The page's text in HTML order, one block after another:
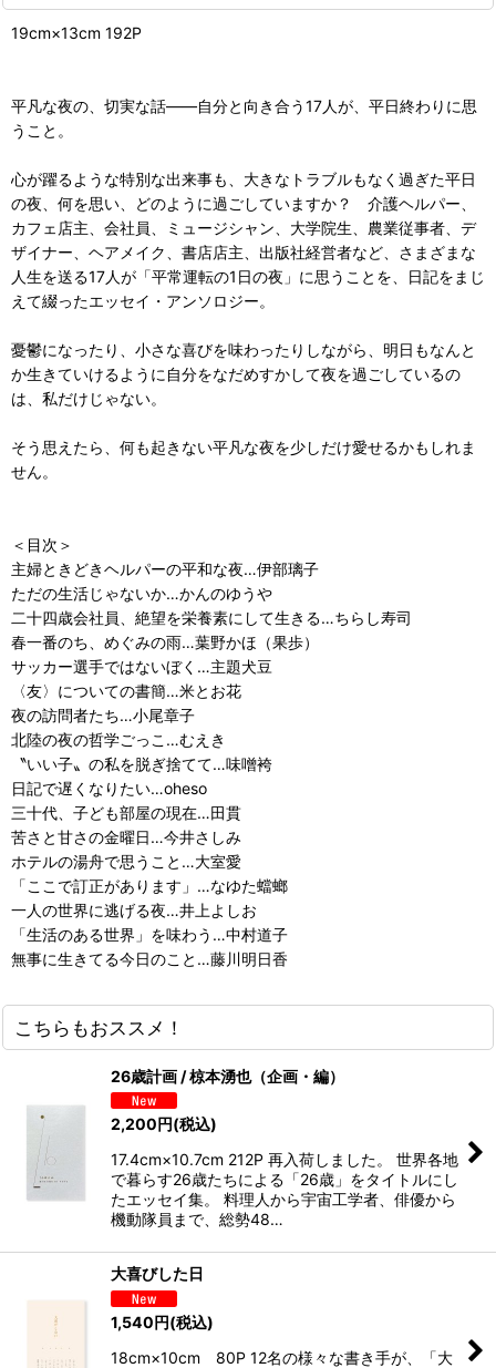
19cm×13cm 192P
平凡な夜の、切実な話――自分と向き合う17人が、平日終わりに思
うこと。
心が躍るような特別な出来事も、大きなトラブルもなく過ぎた平日
の夜、何を思い、どのように過ごしていますか？ 介護ヘルパー、
カフェ店主、会社員、ミュージシャン、大学院生、農業従事者、デ
ザイナー、ヘアメイク、書店店主、出版社経営者など、さまざまな
人生を送る17人が「平常運転の1日の夜」に思うことを、日記をまじ
えて綴ったエッセイ・アンソロジー。
憂鬱になったり、小さな喜びを味わったりしながら、明日もなんと
か生きていけるように自分をなだめすかして夜を過ごしているの
は、私だけじゃない。
そう思えたら、何も起きない平凡な夜を少しだけ愛せるかもしれま
せん。
＜目次＞
主婦ときどきヘルパーの平和な夜…伊部璃子
ただの生活じゃないか…かんのゆうや
二十四歳会社員、絶望を栄養素にして生きる…ちらし寿司
春一番のち、めぐみの雨…葉野かほ（果歩）
サッカー選手ではないぼく…主題犬豆
〈友〉についての書簡…米とお花
夜の訪問者たち…小尾章子
北陸の夜の哲学ごっこ…むえき
〝いい子〟の私を脱ぎ捨てて…味噌袴
日記で遅くなりたい…oheso
三十代、子ども部屋の現在…田貫
苦さと甘さの金曜日…今井さしみ
ホテルの湯舟で思うこと…大室愛
「ここで訂正があります」…なゆた蟷螂
一人の世界に逃げる夜…井上よしお
「生活のある世界」を味わう…中村道子
無事に生きてる今日のこと…藤川明日香
こちらもおススメ！
26歳計画 / 椋本湧也（企画・編）
2,200円(税込)
17.4cm×10.7cm 212P 再入荷しました。 世界各地
で暮らす26歳たちによる「26歳」をタイトルにし
たエッセイ集。 料理人から宇宙工学者、俳優から
機動隊員まで、総勢48…
大喜びした日
1,540円(税込)
18cm×10cm 80P 12名の様々な書き手が、「大